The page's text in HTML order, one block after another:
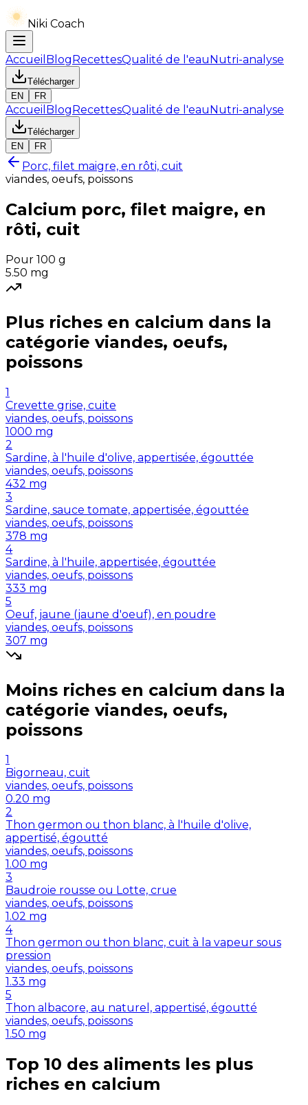
Niki Coach
Accueil BlogRecettesQualité de l'eauNutri-analyse
Télécharger
EN
FR
Accueil BlogRecettesQualité de l'eauNutri-analyse
Télécharger
EN
FR
Porc, filet maigre, en rôti, cuit
viandes, oeufs, poissons
Calcium porc, filet maigre, en
rôti, cuit
Pour 100 g
5.50 mg
Plus riches en calcium dans la
catégorie viandes, oeufs,
poissons
1
Crevette grise, cuite
viandes, oeufs, poissons
1000 mg
2
Sardine, à l'huile d'olive, appertisée, égouttée
viandes, oeufs, poissons
432 mg
3
Sardine, sauce tomate, appertisée, égouttée
viandes, oeufs, poissons
378 mg
4
Sardine, à l'huile, appertisée, égouttée
viandes, oeufs, poissons
333 mg
5
Oeuf, jaune (jaune d'oeuf), en poudre
viandes, oeufs, poissons
307 mg
Moins riches en calcium dans la
catégorie viandes, oeufs,
poissons
1
Bigorneau, cuit
viandes, oeufs, poissons
0.20 mg
2
Thon germon ou thon blanc, à l'huile d'olive,
appertisé, égoutté
viandes, oeufs, poissons
1.00 mg
3
Baudroie rousse ou Lotte, crue
viandes, oeufs, poissons
1.02 mg
4
Thon germon ou thon blanc, cuit à la vapeur sous
pression
viandes, oeufs, poissons
1.33 mg
5
Thon albacore, au naturel, appertisé, égoutté
viandes, oeufs, poissons
1.50 mg
Top 10 des aliments les plus
riches en calcium